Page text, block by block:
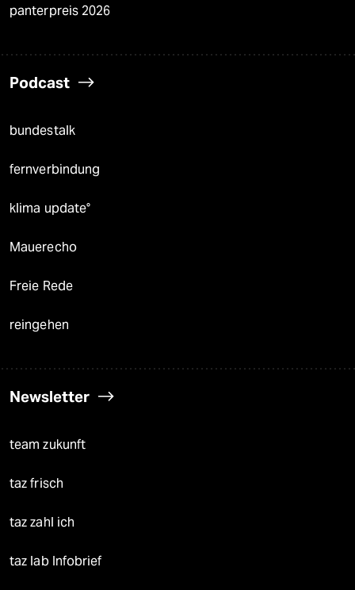
panterpreis 2026
Podcast
bundestalk
fernverbindung
klima update°
Mauerecho
Freie Rede
reingehen
Newsletter
team zukunft
taz frisch
taz zahl ich
taz lab Infobrief